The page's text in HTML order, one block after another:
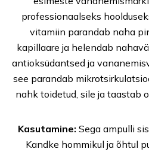
professionaalseks
vitamiin parandab naha
kapillaare ja helendab
antioksüdantsed ja
see parandab
nahk toidetud, sile ja taastab
Kasutamine: Sega ampulli
Kandke hommikul ja õhtul